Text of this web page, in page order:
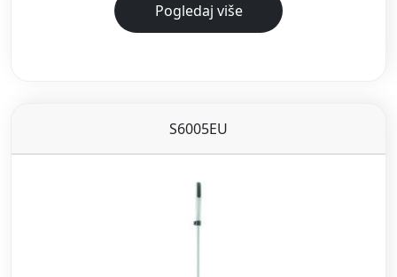
Pogledaj više
S6005EU